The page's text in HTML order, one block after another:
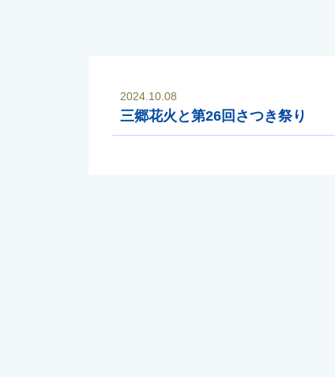
2024.10.08
三郷花火と第26回さつき祭り